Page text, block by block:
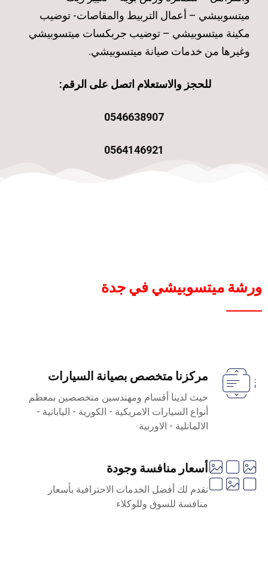
ميتسوبيشي – أعمال التربيط والمقاصات- توضيب
مكينة ميتسوبيشي – توضيب جربكسات ميتسوبيشي
وغيرها من خدمات صيانة ميتسوبيشي.
للحجز والاستعلام اتصل على الرقم:
0546638907
0564146921
ورشة ميتسوبيشي في جدة
مركزنا متخصص بصيانة السيارات
حيث لدينا أقسام ومهندسين متخصصين بمعظم
أنواع السيارات الامريكية - الكورية - اليابانية -
الالمانلية - الاوربية
أسعار منافسة وجودة
نقدم لك أفضل الخدمات الاحترافية بأسعار
منافسة للسوق وللوكلاء